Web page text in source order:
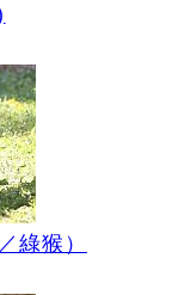
綠猴）